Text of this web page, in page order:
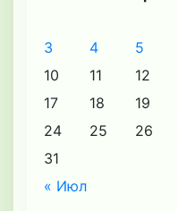
« Июл
3
4 5
10
11 12
17
18 19
24
25 26
31